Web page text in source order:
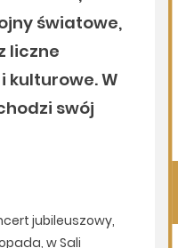
na wsparcie